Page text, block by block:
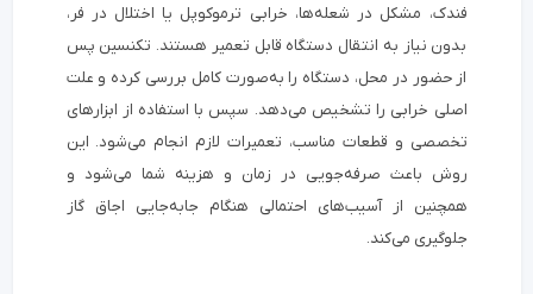
فندک، مشکل در شعله‌ها، خرابی ترموکوپل یا اختلال در فر،
بدون نیاز به انتقال دستگاه قابل تعمیر هستند. تکنسین پس
از حضور در محل، دستگاه را به‌صورت کامل بررسی کرده و علت
اصلی خرابی را تشخیص می‌دهد. سپس با استفاده از ابزارهای
تخصصی و قطعات مناسب، تعمیرات لازم انجام می‌شود. این
روش باعث صرفه‌جویی در زمان و هزینه شما می‌شود و
همچنین از آسیب‌های احتمالی هنگام جابه‌جایی اجاق گاز
جلوگیری می‌کند.